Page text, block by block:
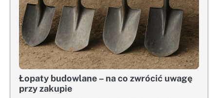
Łopaty budowlane – na co zwrócić uwagę
przy zakupie